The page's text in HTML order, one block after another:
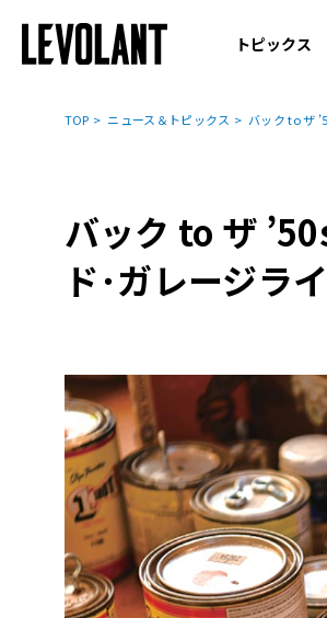
トピックス
ニュース
コラム
TOP ニュース＆トピックス バック to ザ
バック to ザ
ド･ガレージラ